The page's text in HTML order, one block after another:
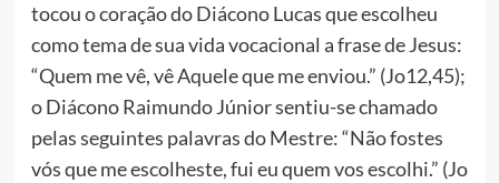
tocou o coração do Diácono Lucas que escolheu
como tema de sua vida vocacional a frase de Jesus:
“Quem me vê, vê Aquele que me enviou.” (Jo12,45);
o Diácono Raimundo Júnior sentiu-se chamado
pelas seguintes palavras do Mestre: “Não fostes
vós que me escolheste, fui eu quem vos escolhi.” (Jo